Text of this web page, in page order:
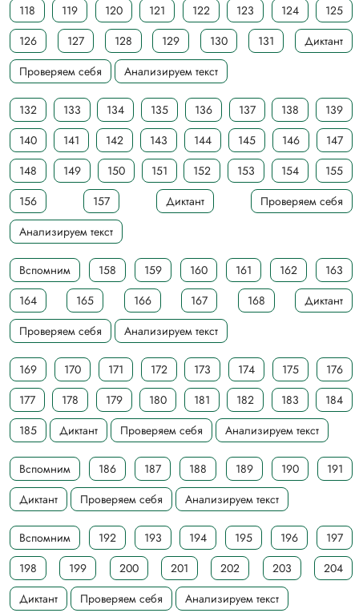
118
119 120 121 122 123 124
125
126
127 128 129 130 131
Диктант
Проверяем себя
Анализируем текст
132 133 134 135 136 137 138
139
140
141 142 143 144 145 146
147
148
149 150 151 152 153 154
155
156
157 Диктант
Проверяем себя
Анализируем текст
Вспомним 158 159 160 161 162
163
164
165 166 167 168
Диктант
Проверяем себя
Анализируем текст
169 170 171 172 173 174 175
176
177
178 179 180 181 182 183
184
185
Диктант Проверяем себя Анализируем текст
Вспомним 186 187 188 189 190
191
Диктант
Проверяем себя Анализируем текст
Вспомним 192 193 194 195 196
197
198
199 200 201 202 203
204
Диктант
Проверяем себя Анализируем текст